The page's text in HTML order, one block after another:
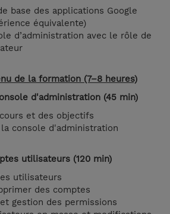
base des applications Google
équivalente)
d’administration avec le rôle de
de la formation (7–8 heures)
d'administration (45 min)
et des objectifs
la console d'administration
utilisateurs (120 min)
utilisateurs
des comptes
gestion des permissions